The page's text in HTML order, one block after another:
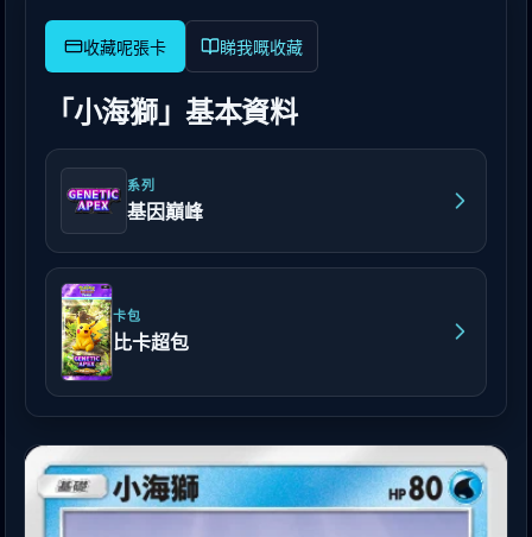
睇我嘅收藏
「小海獅」基本資料
系列
基因巔峰
卡包
比卡超包